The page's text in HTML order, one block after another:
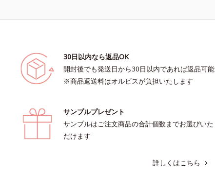
30日以内なら返品OK
開封後でも発送日から30日以内であれば返品可能
※商品返送料はオルビスが負担いたします
サンプルプレゼント
サンプルはご注文商品の合計個数までお選びいた
だけます
詳しくはこちら